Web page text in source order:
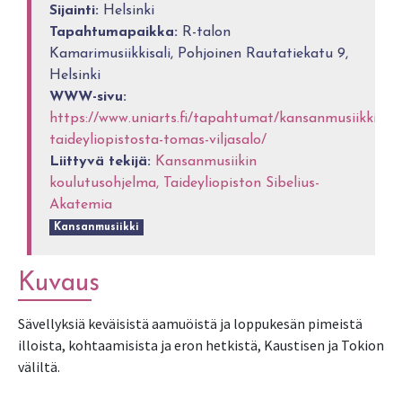
Sijainti: Helsinki
Tapahtumapaikka: R-talon
Kamarimusiikkisali, Pohjoinen Rautatiekatu 9,
Helsinki
WWW-sivu:
https://www.uniarts.fi/tapahtumat/kansanmusiikkia-
taideyliopistosta-tomas-viljasalo/
Liittyvä tekijä: Kansanmusiikin
koulutusohjelma, Taideyliopiston Sibelius-
Akatemia
Kansanmusiikki
Kuvaus
Sävellyksiä keväisistä aamuöistä ja loppukesän pimeistä
illoista, kohtaamisista ja eron hetkistä, Kaustisen ja Tokion
väliltä.